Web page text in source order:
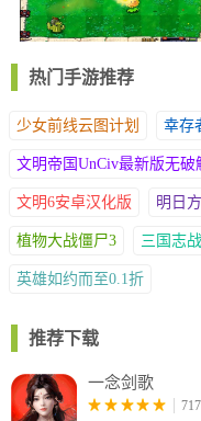
热门手游推荐
少女前线云图计划 幸存
文明帝国UnCiv最新版无破
文明6安卓汉化版 明日
植物大战僵尸3 三国志
英雄如约而至0.1折
推荐下载
一念剑歌